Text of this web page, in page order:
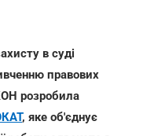
в суді
правових
розробила
, яке об'єднує